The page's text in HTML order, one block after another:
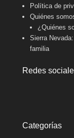
Política de
Quiénes
¿Quiénes
Sierra
familia
Redes
Categorías